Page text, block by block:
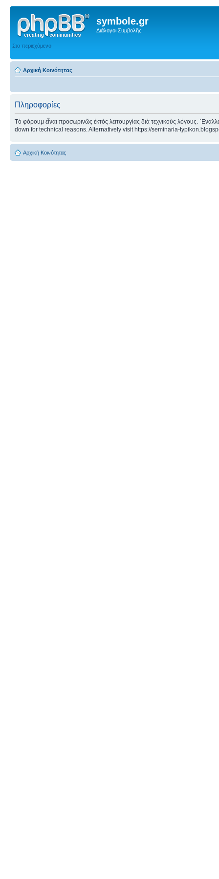
symbole.gr
Διάλογοι Συμβολῆς
Στο περιεχόμενο
Αρχική Κοινότητας
Πληροφορίες
Τὸ φόρουμ εἶναι προσωρινῶς ἐκτὸς λειτουργίας διὰ τεχνικοὺς λόγους.
down for technical reasons. Alternatively visit https://seminaria-
Αρχική Κοινότητας